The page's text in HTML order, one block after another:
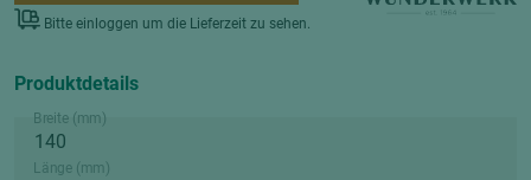
Bitte einloggen um die Lieferzeit zu sehen.
Produktdetails
Breite (mm)
Länge (mm)